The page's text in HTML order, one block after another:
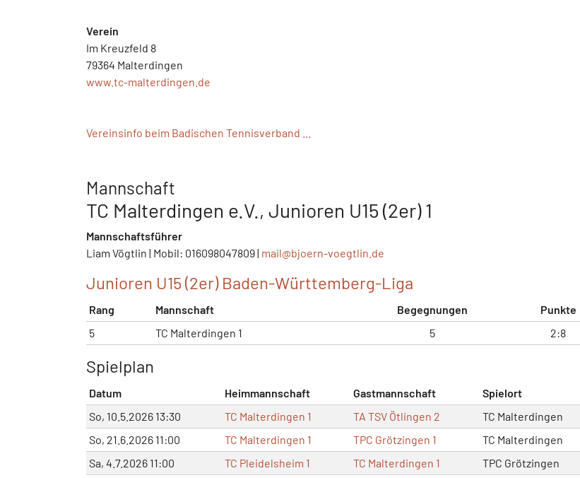
Verein
Im Kreuzfeld 8
79364 Malterdingen
www.tc-malterdingen.de
Vereinsinfo beim Badischen Tennisverband ...
Mannschaft
TC Malterdingen e.V., Junioren U15 (2er) 1
Mannschaftsführer
Liam Vögtlin | Mobil: 016098047809 | mail@bjoern-voegtlin.de
Junioren U15 (2er) Baden-Württemberg-Liga
Rang Mannschaft Begegnungen Punkte
5
TC Malterdingen 1 5 2:8
Spielplan
Datum Heimmannschaft Gastmannschaft Spielort
So, 10.5.2026 13:30
TC Malterdingen 1 TA TSV Ötlingen 2 TC Malterdingen
So, 21.6.2026 11:00
TC Malterdingen 1 TPC Grötzingen 1 TC Malterdingen
Sa, 4.7.2026 11:00
TC Pleidelsheim 1 TC Malterdingen 1 TPC Grötzingen